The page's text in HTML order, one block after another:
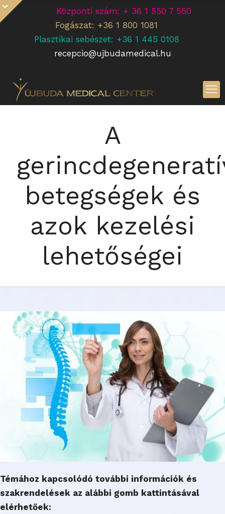
Központi szám: + 36 1 550 7 550
Fogászat: +36 1 800 1081
Plasztikai sebészet: +36 1 445 0108
recepcio@ujbudamedical.hu
A
betegségek és
azok kezelési
lehetőségei
Témához kapcsolódó további információk és
szakrendelések az alábbi gomb kattintásával
elérhetőek: